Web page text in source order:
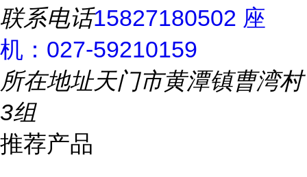
联系电话15827180502 座
机：027-59210159
所在地址天门市黄潭镇曹湾村
3组
推荐产品